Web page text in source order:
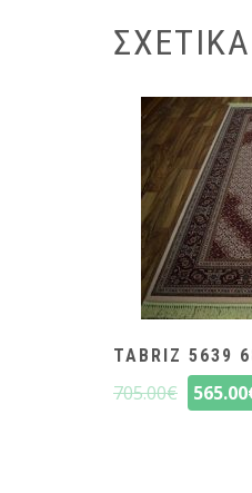
TABRIZ 5639
705.00€ 565.00